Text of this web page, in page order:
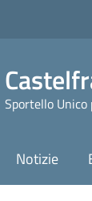
Sportello
Notizie